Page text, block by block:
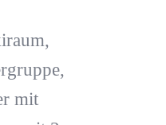
mit